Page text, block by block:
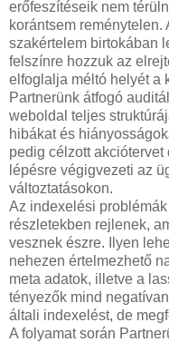
erőfeszítéseik nem
korántsem
szakértelem birtokában
felszínre hozzuk az
elfoglalja méltó helyét a
Partnerünk átfogó
weboldal teljes
hibákat és
pedig célzott akciótervet
lépésre végigvezeti az
változtatásokon.
Az indexelési
részletekben rejlenek,
vesznek észre. Ilyen
nehezen értelmezhető
meta adatok, illetve a
tényezők mind
általi indexelést, de
A folyamat során